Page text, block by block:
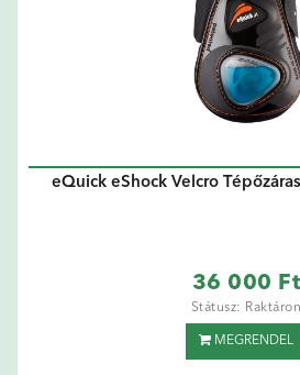
eQuick eShock Velcro
36 000 Ft
Státusz: Raktáron
MEGRENDEL